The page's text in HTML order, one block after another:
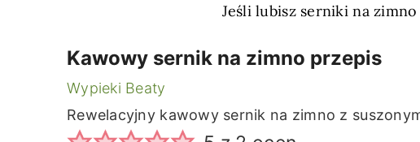
Jeśli lubisz serniki na
Kawowy sernik na zimno przepis
Wypieki Beaty
Rewelacyjny kawowy sernik na zimno z